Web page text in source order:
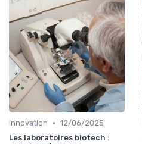
Innovation • 12/06/2025
Les laboratoires biotech :